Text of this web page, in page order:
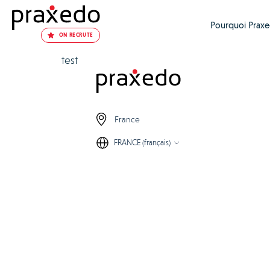
ON RECRUTE
Pourquoi
test
France
FRANCE (français)